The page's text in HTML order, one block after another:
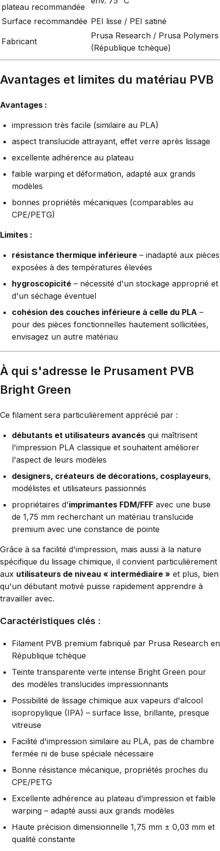
plateau recommandée
Surface recommandée PEI lisse / PEI satiné
Fabricant
Prusa Research / Prusa Polymers
(République tchèque)
Avantages et limites du matériau PVB
Avantages :
impression très facile (similaire au PLA)
aspect translucide attrayant, effet verre après lissage
excellente adhérence au plateau
faible warping et déformation, adapté aux grands
modèles
bonnes propriétés mécaniques (comparables au
CPE/PETG)
Limites :
résistance thermique inférieure – inadapté aux pièces
exposées à des températures élevées
hygroscopicité – nécessité d'un stockage approprié et
d'un séchage éventuel
cohésion des couches inférieure à celle du PLA –
pour des pièces fonctionnelles hautement sollicitées,
envisagez un autre matériau
À qui s'adresse le Prusament PVB
Bright Green
Ce filament sera particulièrement apprécié par :
débutants et utilisateurs avancés qui maîtrisent
l'impression PLA classique et souhaitent améliorer
l'aspect de leurs modèles
designers, créateurs de décorations, cosplayeurs,
modélistes et utilisateurs passionnés
propriétaires d'imprimantes FDM/FFF avec une buse
de 1,75 mm recherchant un matériau translucide
premium avec une constance de pointe
Grâce à sa facilité d'impression, mais aussi à la nature
spécifique du lissage chimique, il convient particulièrement
aux utilisateurs de niveau « intermédiaire » et plus, bien
qu'un débutant motivé puisse rapidement apprendre à
travailler avec.
Caractéristiques clés :
Filament PVB premium fabriqué par Prusa Research en
République tchèque
Teinte transparente verte intense Bright Green pour
des modèles translucides impressionnants
Possibilité de lissage chimique aux vapeurs d'alcool
isopropylique (IPA) – surface lisse, brillante, presque
vitreuse
Facilité d'impression similaire au PLA, pas de chambre
fermée ni de buse spéciale nécessaire
Bonne résistance mécanique, propriétés proches du
CPE/PETG
Excellente adhérence au plateau d'impression et faible
warping – adapté aussi aux grands modèles
Haute précision dimensionnelle 1,75 mm ± 0,03 mm et
qualité constante